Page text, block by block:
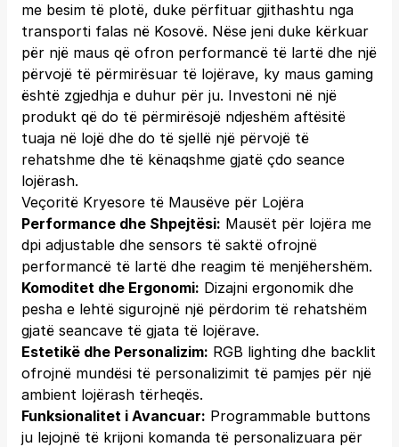
me besim të plotë, duke përfituar gjithashtu nga
transporti falas në Kosovë. Nëse jeni duke kërkuar
për një maus që ofron performancë të lartë dhe një
përvojë të përmirësuar të lojërave, ky maus gaming
është zgjedhja e duhur për ju. Investoni në një
produkt që do të përmirësojë ndjeshëm aftësitë
tuaja në lojë dhe do të sjellë një përvojë të
rehatshme dhe të kënaqshme gjatë çdo seance
lojërash.
Veçoritë Kryesore të Mausëve për Lojëra
Performance dhe Shpejtësi: Mausët për lojëra me
dpi adjustable dhe sensors të saktë ofrojnë
performancë të lartë dhe reagim të menjëhershëm.
Komoditet dhe Ergonomi: Dizajni ergonomik dhe
pesha e lehtë sigurojnë një përdorim të rehatshëm
gjatë seancave të gjata të lojërave.
Estetikë dhe Personalizim: RGB lighting dhe backlit
ofrojnë mundësi të personalizimit të pamjes për një
ambient lojërash tërheqës.
Funksionalitet i Avancuar: Programmable buttons
ju lejojnë të krijoni komanda të personalizuara për